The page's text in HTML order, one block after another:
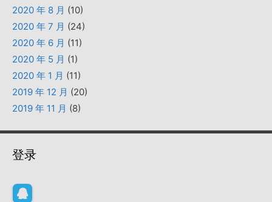
2020 年 8 月 (10)
2020 年 7 月 (24)
2020 年 6 月 (11)
2020 年 5 月 (1)
2020 年 1 月 (11)
2019 年 12 月 (20)
2019 年 11 月 (8)
登录